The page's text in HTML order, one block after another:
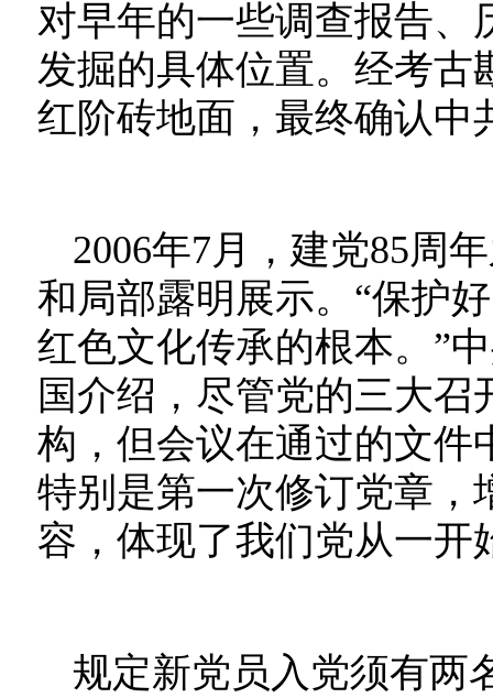
对早年的一些调查报告、
发掘的具体位置。经考古
红阶砖地面，最终确认中
2006年7月，建党85周
和局部露明展示。“保护
红色文化传承的根本。”
国介绍，尽管党的三大
构，但会议在通过的文件
特别是第一次修订党章，
容，体现了我们党从一开
规定新党员入党须有两